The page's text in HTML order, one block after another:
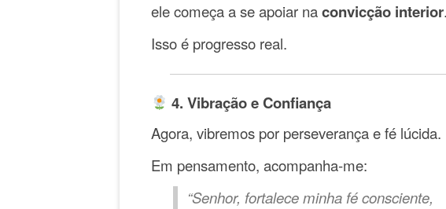
ele começa a se apoiar naconvicção interior.
Isso é progresso real.
4. Vibração e Confiança
Agora, vibremos por perseverança e fé lúcida.
Em pensamento, acompanha-me:
“Senhor, fortalece minha fé consciente,